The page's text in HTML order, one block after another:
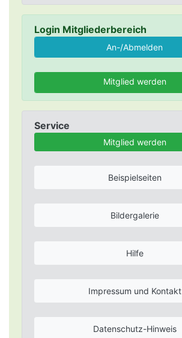
Login Mitgliederbereich
Mitglied werden
Service
Mitglied werden
Beispielseiten
Bildergalerie
Hilfe
Impressum und Kontakt
Datenschutz-Hinweis